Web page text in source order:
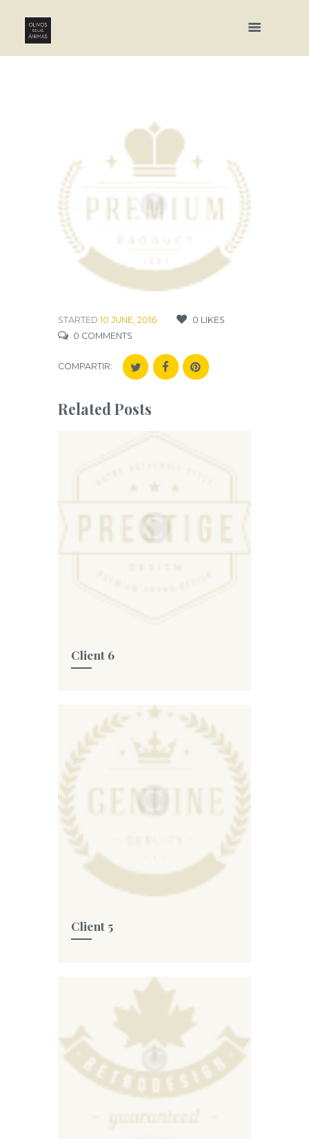
STARTED 10 JUNE, 2016 0 LIKES
0 COMMENTS
COMPARTIR:
Related Posts
Client 6
Client 5